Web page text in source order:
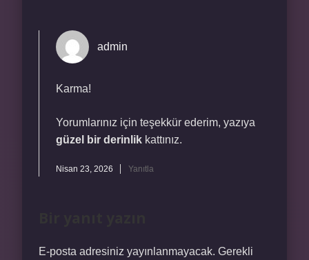
admin
Karma!
Yorumlarınız için teşekkür ederim, yazıya
güzel bir derinlik kattınız.
Nisan 23, 2026 Yanıtla
E-posta adresiniz yayınlanmayacak. Gerekli